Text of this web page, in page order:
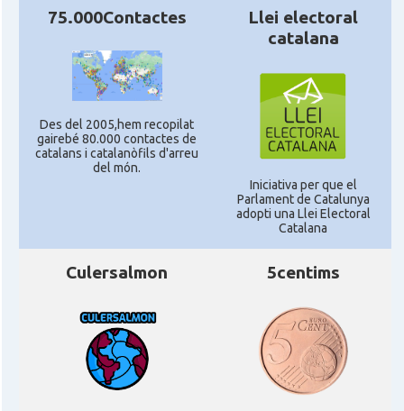
75.000Contactes
Des del 2005,hem recopilat
gairebé 80.000 contactes de
catalans i catalanòfils d'arreu
del món.
Llei electoral
catalana
Iniciativa per que el
Parlament de Catalunya
adopti una Llei Electoral
Catalana
Culersalmon 5centims